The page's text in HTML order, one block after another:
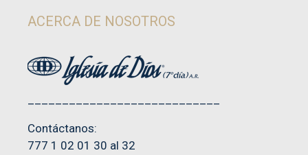
ACERCA DE NOSOTROS
Contáctanos:
777 1 02 01 30 al 32